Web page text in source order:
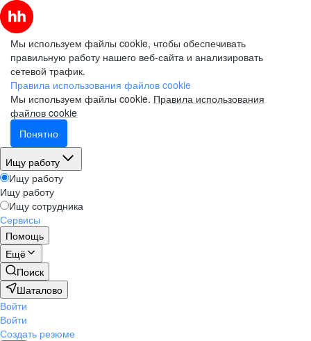
Мы используем файлы cookie, чтобы обеспечивать
правильную работу нашего веб-сайта и анализировать
сетевой трафик.
Правила использования файлов cookie
Мы используем файлы cookie. Правила использования
файлов cookie
Понятно
Ищу работу
Ищу работу
Ищу работу
Ищу сотрудника
Сервисы
Помощь
Ещё
Поиск
Шаталово
Войти
Войти
Создать резюме